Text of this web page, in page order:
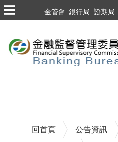
跳到主要內容區塊
金管會 銀行局 證期局
:::
回首頁 公告資訊